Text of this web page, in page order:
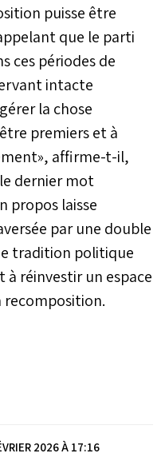
puisse être
que le parti
ces périodes de
intacte
la chose
premiers et à
affirme-t-il,
dernier mot
propos laisse
par une double
tradition politique
réinvestir un espace
recomposition.
2026 À 17:16